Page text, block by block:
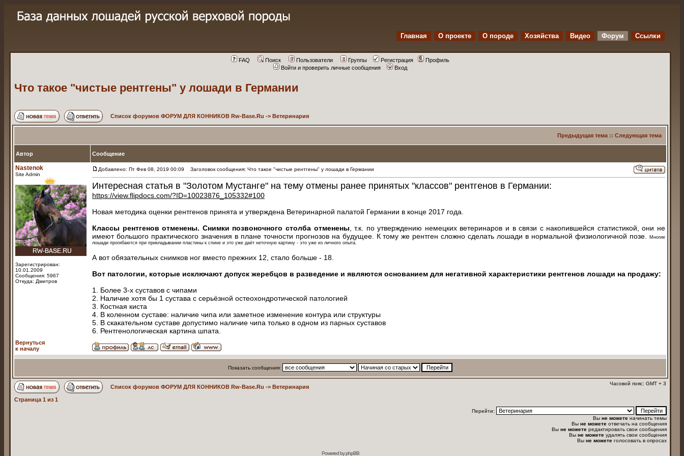
Главная О проекте O породе Хозяйства Видео Форум Ссылки
FAQ Поиск Пользователи Группы Регистрация
Профиль
Войти и проверить личные сообщения
Вход
Что такое "чистые рентгены" у лошади в Германии
Список форумов ФОРУМ ДЛЯ КОННИКОВ Rw-Base.Ru -> Ветеринария
Предыдущая тема :: Следующая тема
Автор Сообщение
Nastenok
Site Admin
Зарегистрирован:
10.01.2009
Сообщения: 5967
Откуда: Дмитров
Добавлено: Пт Фев 08, 2019 00:09 Заголовок сообщения: Что такое "чистые рентгены" у лошади в Германии
Интересная статья в "Золотом Мустанге" на тему отмены ранее принятых "классов" рентгенов в Германии:
https://view.flipdocs.com/?ID=10023876_105332#100
Новая методика оценки рентгенов принята и утверждена Ветеринарной палатой Германии в конце 2017 года.
Классы рентгенов отменены. Снимки позвоночного столба отменены , т.к. по утверждению немецких ветеринаров и в связи с накопившейся статистикой, они не
имеют большого практического значения в плане точности прогнозов на будущее. К тому же рентген сложно сделать лошади в нормальной физиологичной позе.
Многие
лошади прогибаются при прикладывании пластины к спине и это уже даёт неточную картину - это уже из личного опыта.
А вот обязательных снимков ног вместо прежних 12, стало больше - 18.
Вот патологии, которые исключают допуск жеребцов в разведение и являются основанием для негативной характеристики рентгенов лошади на продажу:
1. Более 3-х суставов с чипами
2. Наличие хотя бы 1 сустава с серьёзной остеохондротической патологией
3. Костная киста
4. В коленном суставе: наличие чипа или заметное изменение контура или структуры
5. В скакательном суставе допустимо наличие чипа только в одном из парных суставов
6. Рентгенологическая картина шпата.
Вернуться
к началу
Показать сообщения:
Список форумов ФОРУМ ДЛЯ КОННИКОВ Rw-Base.Ru -> Ветеринария
Часовой пояс: GMT + 3
Страница 1 из 1
Перейти:
Вы не можете начинать темы
Вы не можете отвечать на сообщения
Вы не можете редактировать свои сообщения
Вы не можете удалять свои сообщения
Вы не можете голосовать в опросах
Powered byphpBB